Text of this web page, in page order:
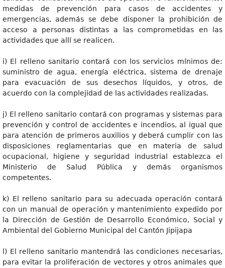
medidas de prevención para casos de accidentes y
emergencias, además se debe disponer la prohibición de
acceso a personas distintas a las comprometidas en las
actividades que allí se realicen.
i) El relleno sanitario contará con los servicios mínimos de:
suministro de agua, energía eléctrica, sistema de drenaje
para evacuación de sus desechos líquidos, y otros, de
acuerdo con la complejidad de las actividades realizadas.
j) El relleno sanitario contará con programas y sistemas para
prevención y control de accidentes e incendios, al igual que
para atención de primeros auxilios y deberá cumplir con las
disposiciones reglamentarias que en materia de salud
ocupacional, higiene y seguridad industrial establezca el
Ministerio de Salud Pública y demás organismos
competentes.
k) El relleno sanitario para su adecuada operación contará
con un manual de operación y mantenimiento expedido por
la Dirección de Gestión de Desarrollo Económico, Social y
Ambiental del Gobierno Municipal del Cantón Jipijapa
l) El relleno sanitario mantendrá las condiciones necesarias,
para evitar la proliferación de vectores y otros animales que